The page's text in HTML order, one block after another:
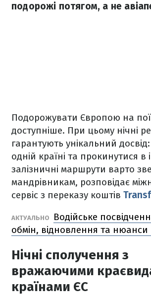
подорожі потягом, а не
Подорожувати Європою на
доступніше. При цьому нічні
гарантують унікальний
одній країні та прокинутися в
залізничні маршрути варто
мандрівникам, розповідає
сервіс з переказу коштів
АКТУАЛЬНО
Водійське
обмін, відновлення та нюанси
Нічні сполучення з
вражаючими
країнами ЄС